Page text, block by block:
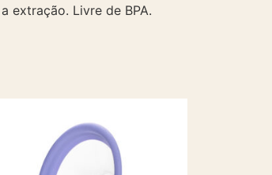
extração. Livre de BPA.